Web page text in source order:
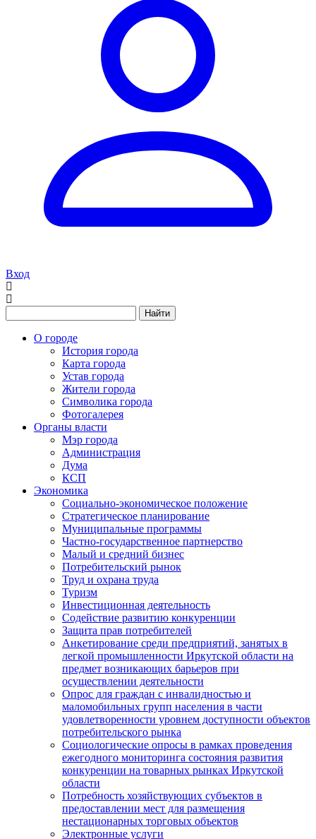
Вход
Найти
О городе
История города
Карта города
Устав города
Жители города
Символика города
Фотогалерея
Органы власти
Мэр города
Администрация
Дума
КСП
Экономика
Социально-экономическое положение
Стратегическое планирование
Муниципальные программы
Частно-государственное партнерство
Малый и средний бизнес
Потребительский рынок
Труд и охрана труда
Туризм
Инвестиционная деятельность
Содействие развитию конкуренции
Защита прав потребителей
Анкетирование среди предприятий, занятых в
легкой промышленности Иркутской области на
предмет возникающих барьеров при
осуществлении деятельности
Опрос для граждан с инвалидностью и
маломобильных групп населения в части
удовлетворенности уровнем доступности объектов
потребительского рынка
Социологические опросы в рамках проведения
ежегодного мониторинга состояния развития
конкуренции на товарных рынках Иркутской
области
Потребность хозяйствующих субъектов в
предоставлении мест для размещения
нестационарных торговых объектов
Электронные услуги